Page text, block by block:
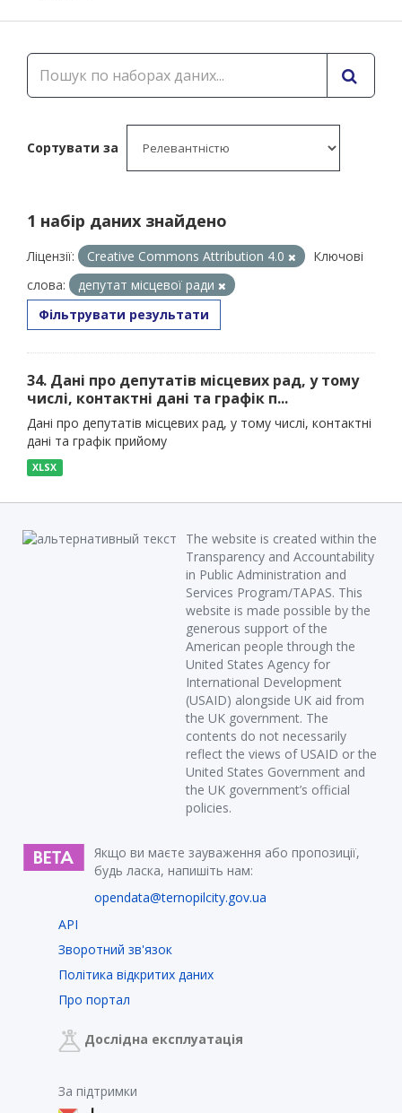
Сортувати за
1 набір даних знайдено
Ліцензії: Creative Commons Attribution 4.0
Ключові
слова:
депутат місцевої ради
Фільтрувати результати
34. Дані про депутатів місцевих рад, у тому
числі, контактні дані та графік п...
Дані про депутатів місцевих рад, у тому числі, контактні
дані та графік прийому
XLSX
The website is created within the
Transparency and Accountability
in Public Administration and
Services Program/TAPAS. This
website is made possible by the
generous support of the
American people through the
United States Agency for
International Development
(USAID) alongside UK aid from
the UK government. The
contents do not necessarily
reflect the views of USAID or the
United States Government and
the UK government’s official
policies.
Якщо ви маєте зауваження або пропозиції,
будь ласка, напишіть нам:
opendata@ternopilcity.gov.ua
API
Зворотний зв'язок
Політика відкритих даних
Про портал
Дослідна експлуатація
За підтримки